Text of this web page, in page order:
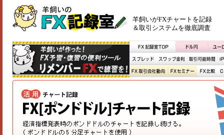
羊飼いがFXチャートを記録
＆取引システムを徹底調査